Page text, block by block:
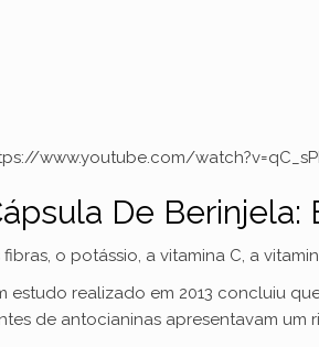
www.youtube.com/
De Berinjela:
fibras, o potássio, a vitamina C, a
estudo realizado em 2013 concluiu
de antocianinas apresentavam um